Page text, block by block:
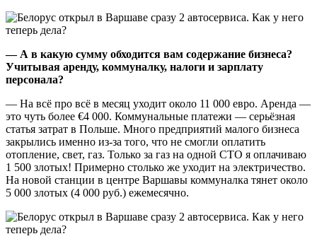
— А в какую сумму обходится вам содержание бизнеса?
Учитывая аренду, коммуналку, налоги и зарплату
персонала?
— На всё про всё в месяц уходит около 11 000 евро. Аренда —
это чуть более €4 000. Коммунальные платежи — серьёзная
статья затрат в Польше. Много предприятий малого бизнеса
закрылись именно из-за того, что не смогли оплатить
отопление, свет, газ. Только за газ на одной СТО я оплачиваю
1 500 злотых! Примерно столько же уходит на электричество.
На новой станции в центре Варшавы коммуналка тянет около
5 000 злотых (4 000 руб.) ежемесячно.